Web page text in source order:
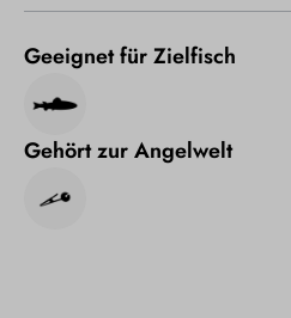
Geeignet für Zielfisch
Gehört zur Angelwelt